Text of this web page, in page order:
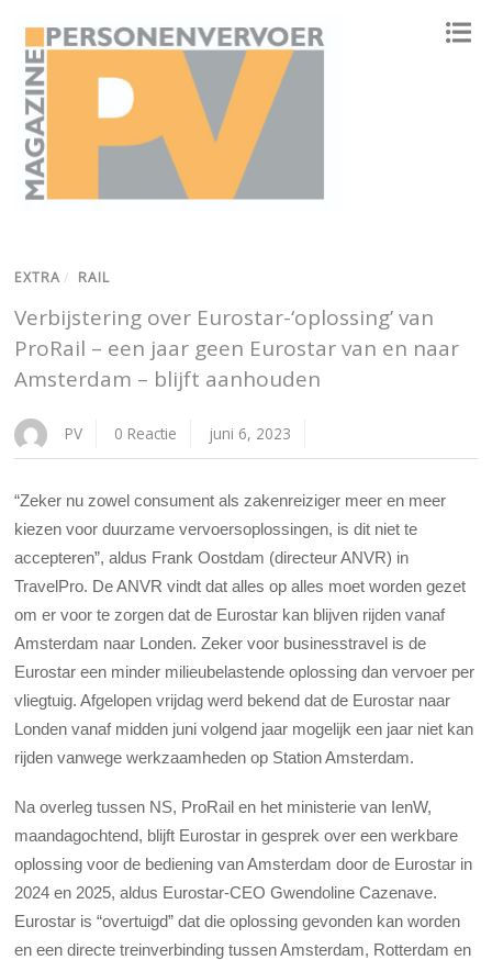
EXTRA / RAIL
Verbijstering over Eurostar-‘oplossing’ van
ProRail – een jaar geen Eurostar van en naar
Amsterdam – blijft aanhouden
PV 0 Reactie juni 6, 2023
“Zeker nu zowel consument als zakenreiziger meer en meer
kiezen voor duurzame vervoersoplossingen, is dit niet te
accepteren”, aldus Frank Oostdam (directeur ANVR) in
TravelPro. De ANVR vindt dat alles op alles moet worden gezet
om er voor te zorgen dat de Eurostar kan blijven rijden vanaf
Amsterdam naar Londen. Zeker voor businesstravel is de
Eurostar een minder milieubelastende oplossing dan vervoer per
vliegtuig.Afgelopen vrijdag werd bekend dat de Eurostar naar
Londen vanaf midden juni volgend jaar mogelijk een jaar niet kan
rijden vanwege werkzaamheden op Station Amsterdam.
Na overleg tussen NS, ProRail en het ministerie van IenW,
maandagochtend, blijft Eurostar in gesprek over een werkbare
oplossing voor de bediening van Amsterdam door de Eurostar in
2024 en 2025, aldus Eurostar-CEO Gwendoline Cazenave.
Eurostar is “overtuigd” dat die oplossing gevonden kan worden
en een directe treinverbinding tussen Amsterdam, Rotterdam en